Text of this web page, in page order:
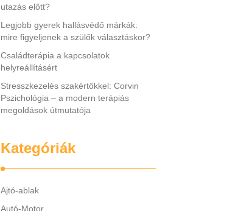
utazás előtt?
Legjobb gyerek hallásvédő márkák:
mire figyeljenek a szülők választáskor?
Családterápia a kapcsolatok
helyreállításért
Stresszkezelés szakértőkkel: Corvin
Pszichológia – a modern terápiás
megoldások útmutatója
Kategóriák
Ajtó-ablak
Autó-Motor